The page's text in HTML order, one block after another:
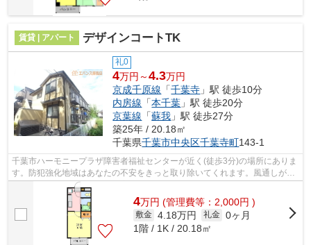
賃貸 | アパート デザインコートTK
礼0
4万円～4.3万円
京成千原線 「千葉寺 」駅 徒歩10分
内房線 「本千葉 」駅 徒歩20分
京葉線 「蘇我 」駅 徒歩27分
築25年 / 20.18㎡
千葉県千葉市中央区千葉寺町143-1
千葉市ハーモニープラザ障害者福祉センターが近く(徒歩3分)の場所にありま
す。防犯強化地域はあなたの不安をきっと取り除いてくれます。風通しが良
く、熱がこもりにくいので、室内が暑...
4万円 (管理費等：2,000円 )
敷金 4.18万円 礼金 0ヶ月
1階 / 1K / 20.18㎡